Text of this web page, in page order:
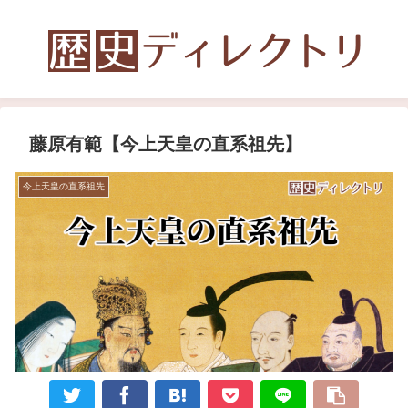
藤原有範【今上天皇の直系祖先】
今上天皇の直系祖先